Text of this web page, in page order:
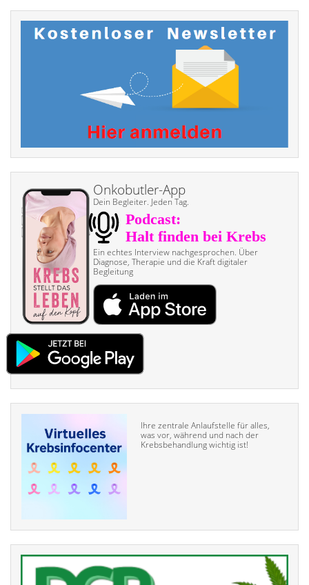
Onkobutler-App
Dein Begleiter. Jeden Tag.
Ein echtes Interview nach­gesprochen. Über
Diagnose, Therapie und die Kraft digitaler
Begleitung
Ihre zentrale Anlaufstelle für alles,
was vor, während und nach der
Krebsbehandlung wichtig ist!